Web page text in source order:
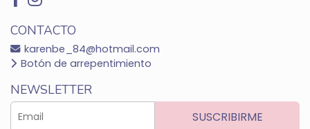
CONTACTO
karenbe_84@hotmail.com
Botón de arrepentimiento
NEWSLETTER
SUSCRIBIRME